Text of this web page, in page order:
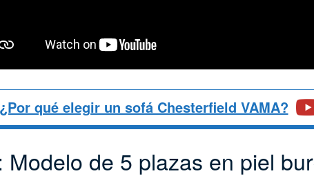
¿Por qué elegir un sofá Chesterfield VAMA?
Modelo de 5 plazas en piel